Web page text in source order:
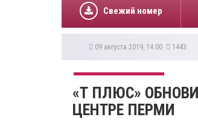
Свежий номер
09 августа 2019, 14:00 1443
«Т ПЛЮС»
ЦЕНТРЕ ПЕРМИ